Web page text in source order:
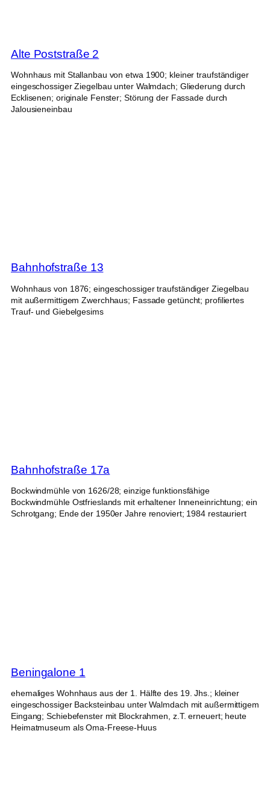
Alte Poststraße 2
Wohnhaus mit Stallanbau von etwa 1900; kleiner traufständiger
eingeschossiger Ziegelbau unter Walmdach; Gliederung durch
Ecklisenen; originale Fenster; Störung der Fassade durch
Jalousieneinbau
Bahnhofstraße 13
Wohnhaus von 1876; eingeschossiger traufständiger Ziegelbau
mit außermittigem Zwerchhaus; Fassade getüncht; profiliertes
Trauf- und Giebelgesims
Bahnhofstraße 17a
Bockwindmühle von 1626/28; einzige funktionsfähige
Bockwindmühle Ostfrieslands mit erhaltener Inneneinrichtung; ein
Schrotgang; Ende der 1950er Jahre renoviert; 1984 restauriert
Beningalone 1
ehemaliges Wohnhaus aus der 1. Hälfte des 19. Jhs.; kleiner
eingeschossiger Backsteinbau unter Walmdach mit außermittigem
Eingang; Schiebefenster mit Blockrahmen, z.T. erneuert; heute
Heimatmuseum als Oma-Freese-Huus